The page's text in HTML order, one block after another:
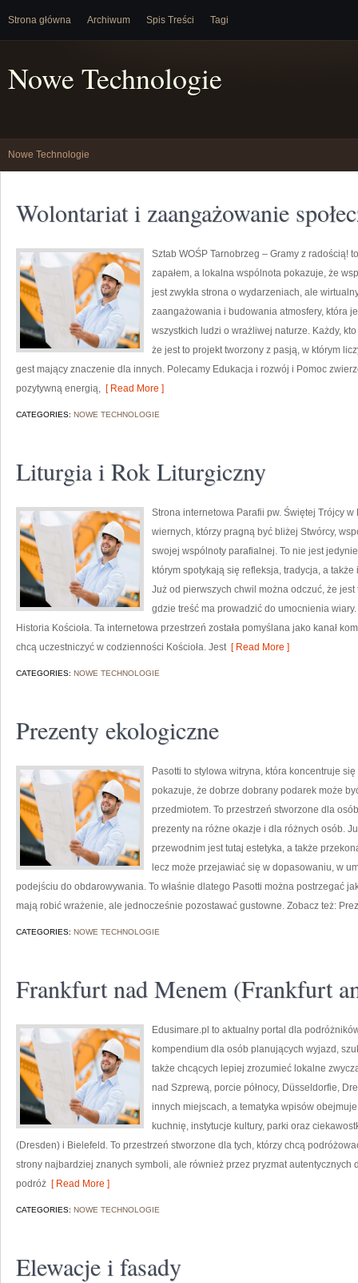
Strona główna Archiwum Spis Treści Tagi
Nowe Technologie
Nowe Technologie
Wolontariat i zaangażowanie
Sztab WOŚP Tarnobrzeg – Gramy z radością!
zapałem, a lokalna wspólnota pokazuje, że
jest zwykła strona o wydarzeniach, ale
zaangażowania i budowania atmosfery, która
wszystkich ludzi o wrażliwej naturze. Każdy,
że jest to projekt tworzony z pasją, w którym
gest mający znaczenie dla innych. Polecamy Edukacja i rozwój i Pomoc
pozytywną energią, [ Read More ]
CATEGORIES: NOWE TECHNOLOGIE
Liturgia i Rok Liturgiczny
Strona internetowa Parafii pw. Świętej Trójcy
wiernych, którzy pragną być bliżej Stwórcy,
swojej wspólnoty parafialnej. To nie jest
którym spotykają się refleksja, tradycja, a
Już od pierwszych chwil można odczuć, że
gdzie treść ma prowadzić do umocnienia
Historia Kościoła. Ta internetowa przestrzeń została pomyślana jako kanał
chcą uczestniczyć w codzienności Kościoła. Jest[ Read More ]
CATEGORIES: NOWE TECHNOLOGIE
Prezenty ekologiczne
Pasotti to stylowa witryna, która koncentruje
pokazuje, że dobrze dobrany podarek może
przedmiotem. To przestrzeń stworzone dla
prezenty na różne okazje i dla różnych osób.
przewodnim jest tutaj estetyka, a także
lecz może przejawiać się w dopasowaniu, w
podejściu do obdarowywania. To właśnie dlatego Pasotti można postrzegać
mają robić wrażenie, ale jednocześnie pozostawać gustowne. Zobacz też:
CATEGORIES: NOWE TECHNOLOGIE
Frankfurt nad Menem (Frankfurt
Edusimare.pl to aktualny portal dla
kompendium dla osób planujących wyjazd,
także chcących lepiej zrozumieć lokalne
nad Szprewą, porcie północy, Düsseldorfie,
innych miejscach, a tematyka wpisów
kuchnię, instytucje kultury, parki oraz
(Dresden) i Bielefeld. To przestrzeń stworzone dla tych, którzy chcą
strony najbardziej znanych symboli, ale również przez pryzmat autentycznych
podróż [ Read More ]
CATEGORIES: NOWE TECHNOLOGIE
Elewacje i fasady